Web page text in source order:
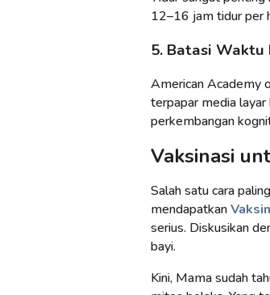
12–16 jam tidur per
5. Batasi Waktu
American Academy
terpapar media
perkembangan
Vaksinasi
Salah satu cara
mendapatkan
serius. Diskusikan
bayi.
Kini, Mama sudah